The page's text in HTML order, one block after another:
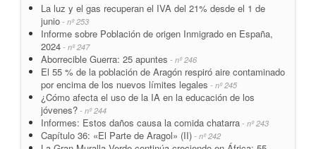
La luz y el gas recuperan el IVA del 21% desde el 1 de
junio - nº 253
Informe sobre Población de origen Inmigrado en España,
2024 - nº 247
Aborrecible Guerra: 25 apuntes - nº 246
El 55 % de la población de Aragón respiró aire contaminado
por encima de los nuevos límites legales - nº 245
¿Cómo afecta el uso de la IA en la educación de los
jóvenes? - nº 244
Informes: Estos daños causa la comida chatarra - nº 243
Capítulo 36: «El Parte de Aragol» (II) - nº 242